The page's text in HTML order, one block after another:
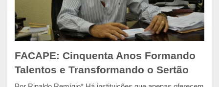
FACAPE: Cinquenta Anos Formando
Talentos e Transformando o Sertão